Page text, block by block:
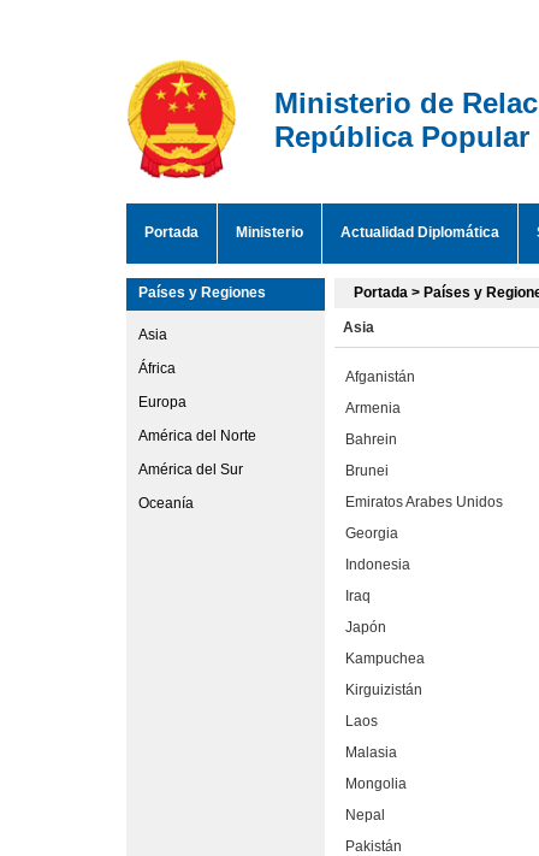
Ministerio de
República Popular
Portada Ministerio Actualidad Diplomática
Países y Regiones
Asia
África
Europa
América del Norte
América del Sur
Oceanía
Portada > Países y
Asia
Afganistán
Armenia
Bahrein
Brunei
Emiratos Arabes Unidos
Georgia
Indonesia
Iraq
Japón
Kampuchea
Kirguizistán
Laos
Malasia
Mongolia
Nepal
Pakistán